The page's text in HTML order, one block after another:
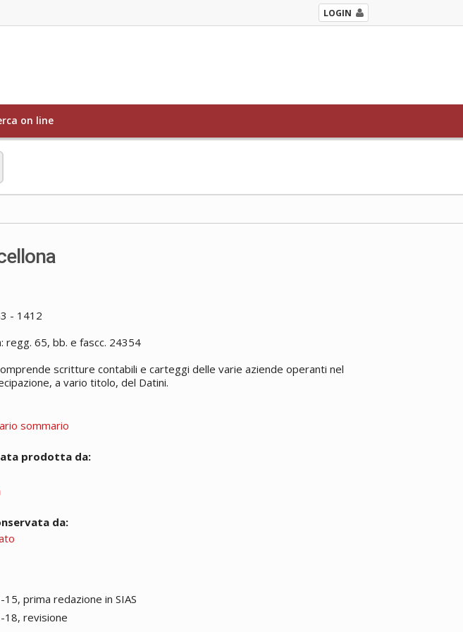
LOGIN
on line
- 1412
regg. 65, bb. e fascc. 24354
scritture contabili e carteggi delle varie aziende operanti nel
a vario titolo, del Datini.
sommario
prodotta da:
da:
prima redazione in SIAS
18, revisione